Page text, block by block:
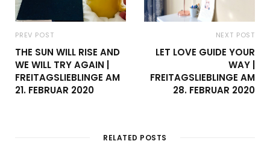
PREV POST
THE SUN WILL RISE AND
WE WILL TRY AGAIN |
FREITAGSLIEBLINGE AM
21. FEBRUAR 2020
NEXT POST
LET LOVE GUIDE YOUR
WAY |
FREITAGSLIEBLINGE AM
28. FEBRUAR 2020
RELATED POSTS